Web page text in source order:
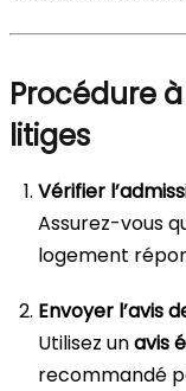
Procédure
litiges
Vérifier
Assurez-vous
logement
Envoyer l’avis
Utilisez unavis
recommandé